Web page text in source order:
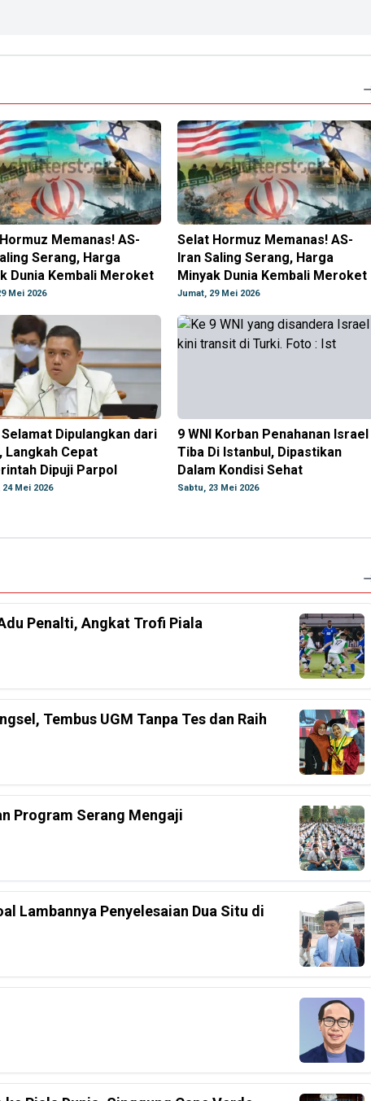
Memanas! AS-
Serang, Harga
Dunia Kembali Meroket
Mei 2026
Selat Hormuz Memanas! AS-
Iran Saling Serang, Harga
Minyak Dunia Kembali Meroket
Jumat, 29 Mei 2026
Selamat Dipulangkan dari
Langkah Cepat
Dipuji Parpol
Mei 2026
9 WNI Korban Penahanan Israel
Tiba Di Istanbul, Dipastikan
Dalam Kondisi Sehat
Sabtu, 23 Mei 2026
Penalti, Angkat Trofi Piala
Tembus UGM Tanpa Tes dan Raih
Program Serang Mengaji
Lambannya Penyelesaian Dua Situ di